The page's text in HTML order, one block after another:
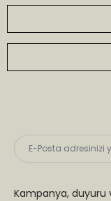
Kampanya, duyuru